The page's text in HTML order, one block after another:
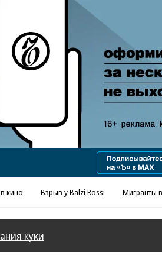
www.kommersant.ru/ad
кино Взрыв у Balzi Rossi Мигранты
куки